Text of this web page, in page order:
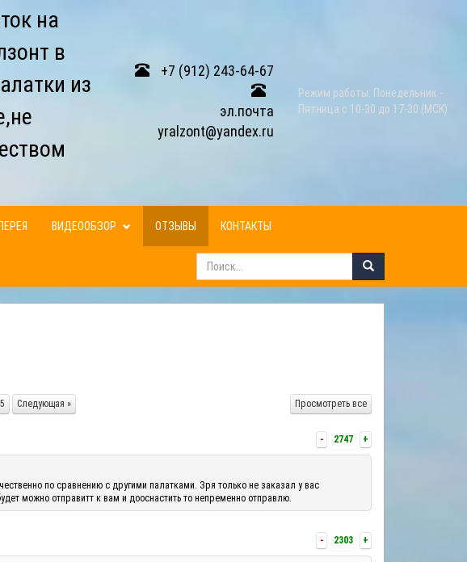
на
в
из
+7 (912) 243-64-67
эл.почта
yralzont@yandex.ru
Режим работы: Понедельник -
Пятница с 10-30 до 17-30 (МСК)
ВИДЕООБЗОР ОТЗЫВЫ КОНТАКТЫ
Просмотреть все
5 Следующая »
- 2747 +
по сравнению с другими палатками. Зря только не заказал у вас
можно отправитт к вам и дооснастить то непременно отправлю.
- 2303 +